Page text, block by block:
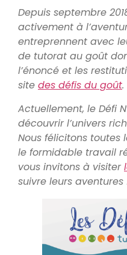
Depuis septembre
activement à
entreprennent avec
de tutorat au goût
l’énoncé et les
site des défis du goût.
Actuellement, le Défi
découvrir l’univers
Nous félicitons toutes
le formidable travail
vous invitons à visiter
suivre leurs aventures